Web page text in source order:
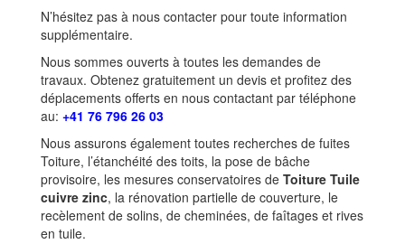
N’hésitez pas à nous contacter pour toute information
supplémentaire.
Nous sommes ouverts à toutes les demandes de
travaux. Obtenez gratuitement un devis et profitez des
déplacements offerts en nous contactant par téléphone
au: +41 76 796 26 03
Nous assurons également toutes recherches de fuites
Toiture, l’étanchéité des toits, la pose de bâche
provisoire, les mesures conservatoires de Toiture Tuile
cuivre zinc, la rénovation partielle de couverture, le
recèlement de solins, de cheminées, de faîtages et rives
en tuile.